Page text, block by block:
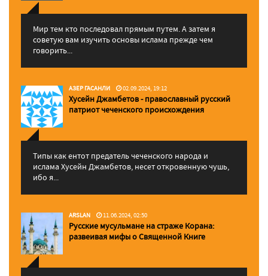
Мир тем кто последовал прямым путем. А затем я
советую вам изучить основы ислама прежде чем
говорить...
АЗЕР ГАСАНЛИ 02.09.2024, 19:12
Хусейн Джамбетов - православный русский
патриот чеченского происхождения
Типы как ентот предатель чеченского народа и
ислама Хусейн Джамбетов, несет откровенную чушь,
ибо я...
ARSLAN 11.06.2024, 02:50
Русские мусульмане на страже Корана:
pазвеивая мифы о Священной Книге